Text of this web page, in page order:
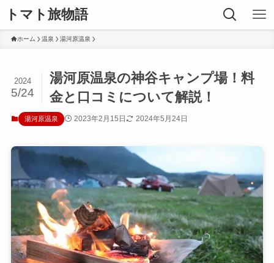
トマト旅物語
ホーム 温泉 湯河原温泉
湯河原温泉の神谷キャンプ場！料
金と口コミについて解説！
2024
5/24
湯河原温泉 2023年2月15日 2024年5月24日